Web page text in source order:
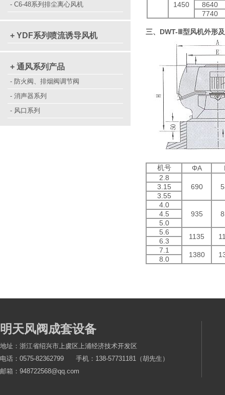
- C6-48系列排尘离心风机
+ YDF系列喷流诱导风机
+ 通风系列产品
- 防火阀、排烟阀调节阀
- 消声器系列
- 风口系列
1450
8640
7740
三、DWT-Ⅲ型风机外形
机号 ΦA
2.8
690
3.15
3.55
4.0
935
4.5
5.0
5.6
1135
6.3
7.1
1380
8.0
明天风阀成套设备
地址：浙江省绍兴市上虞区上浦经济技术开发区
电话：0575-82362799 手机：138-57731181（胡先生）
邮箱：948722568@qq.com